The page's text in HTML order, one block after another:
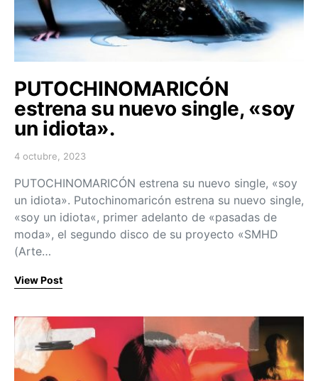
PUTOCHINOMARICÓN
estrena su nuevo single, «soy
un idiota».
Posted on
4 octubre, 2023
PUTOCHINOMARICÓN estrena su nuevo single, «soy
un idiota». Putochinomaricón estrena su nuevo single,
«soy un idiota«, primer adelanto de «pasadas de
moda», el segundo disco de su proyecto «SMHD
(Arte…
View Post